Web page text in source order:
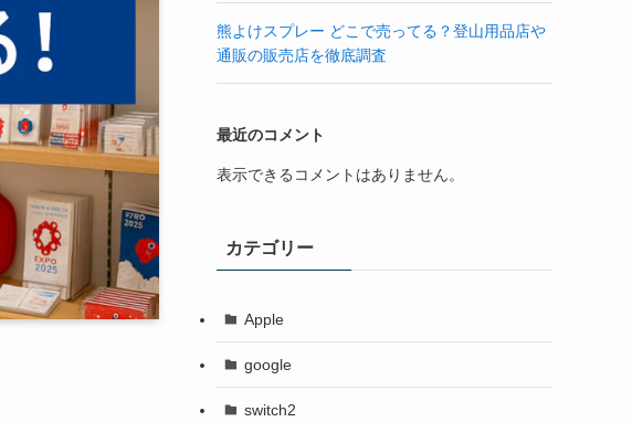
熊よけスプレー どこで売ってる？登山用品店や
通販の販売店を徹底調査
最近のコメント
表示できるコメントはありません。
カテゴリー
Apple
google
switch2